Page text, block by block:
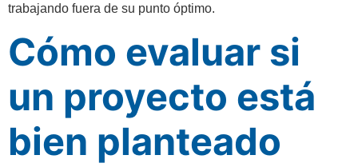
trabajando fuera de su punto óptimo.
Cómo evaluar si
un proyecto está
bien planteado